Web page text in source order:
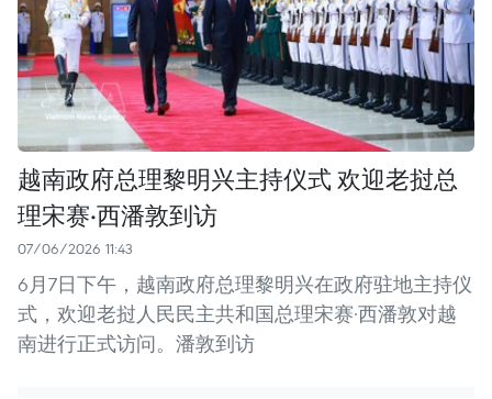
越南政府总理黎明兴主持仪式 欢迎老挝总
理宋赛·西潘敦到访
07/06/2026 11:43
6月7日下午，越南政府总理黎明兴在政府驻地主持仪
式，欢迎老挝人民民主共和国总理宋赛·西潘敦对越
南进行正式访问。潘敦到访